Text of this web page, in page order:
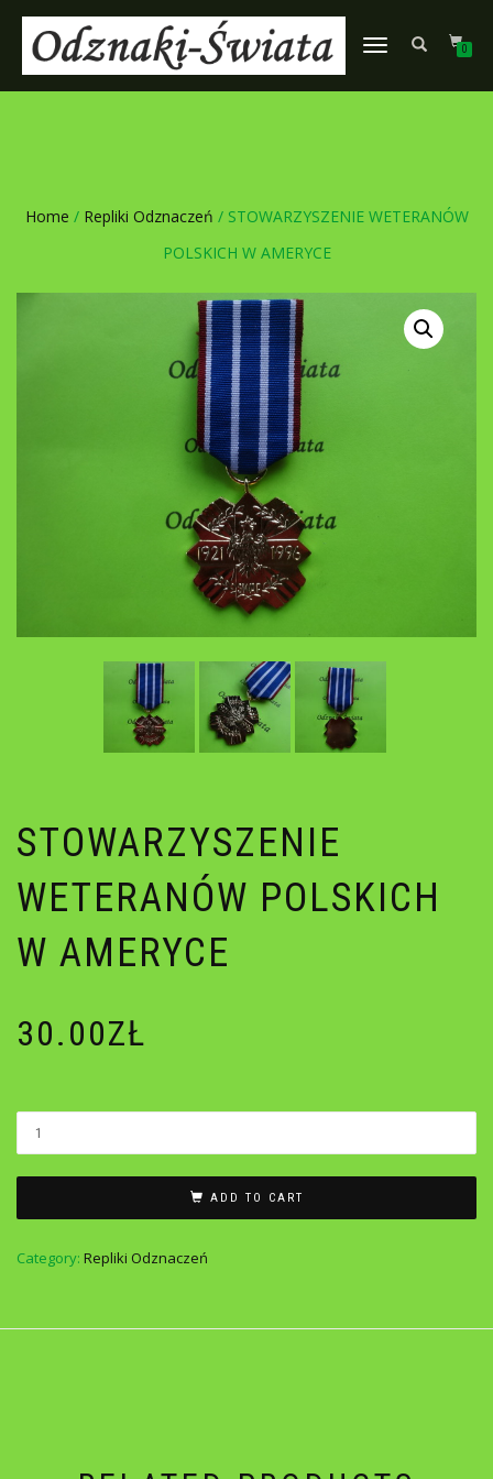
TOGGLE
0
Home / Repliki Odznaczeń / STOWARZYSZENIE WETERANÓW
POLSKICH W AMERYCE
STOWARZYSZENIE
WETERANÓW POLSKICH
W AMERYCE
30.00ZŁ
ADD TO CART
Category: Repliki Odznaczeń